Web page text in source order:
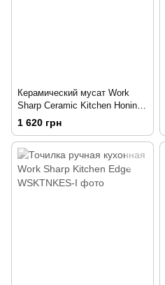
Керамический мусат Work
Sharp Ceramic Kitchen Honing
Rod, WSKTNCHR-I
1 620 грн